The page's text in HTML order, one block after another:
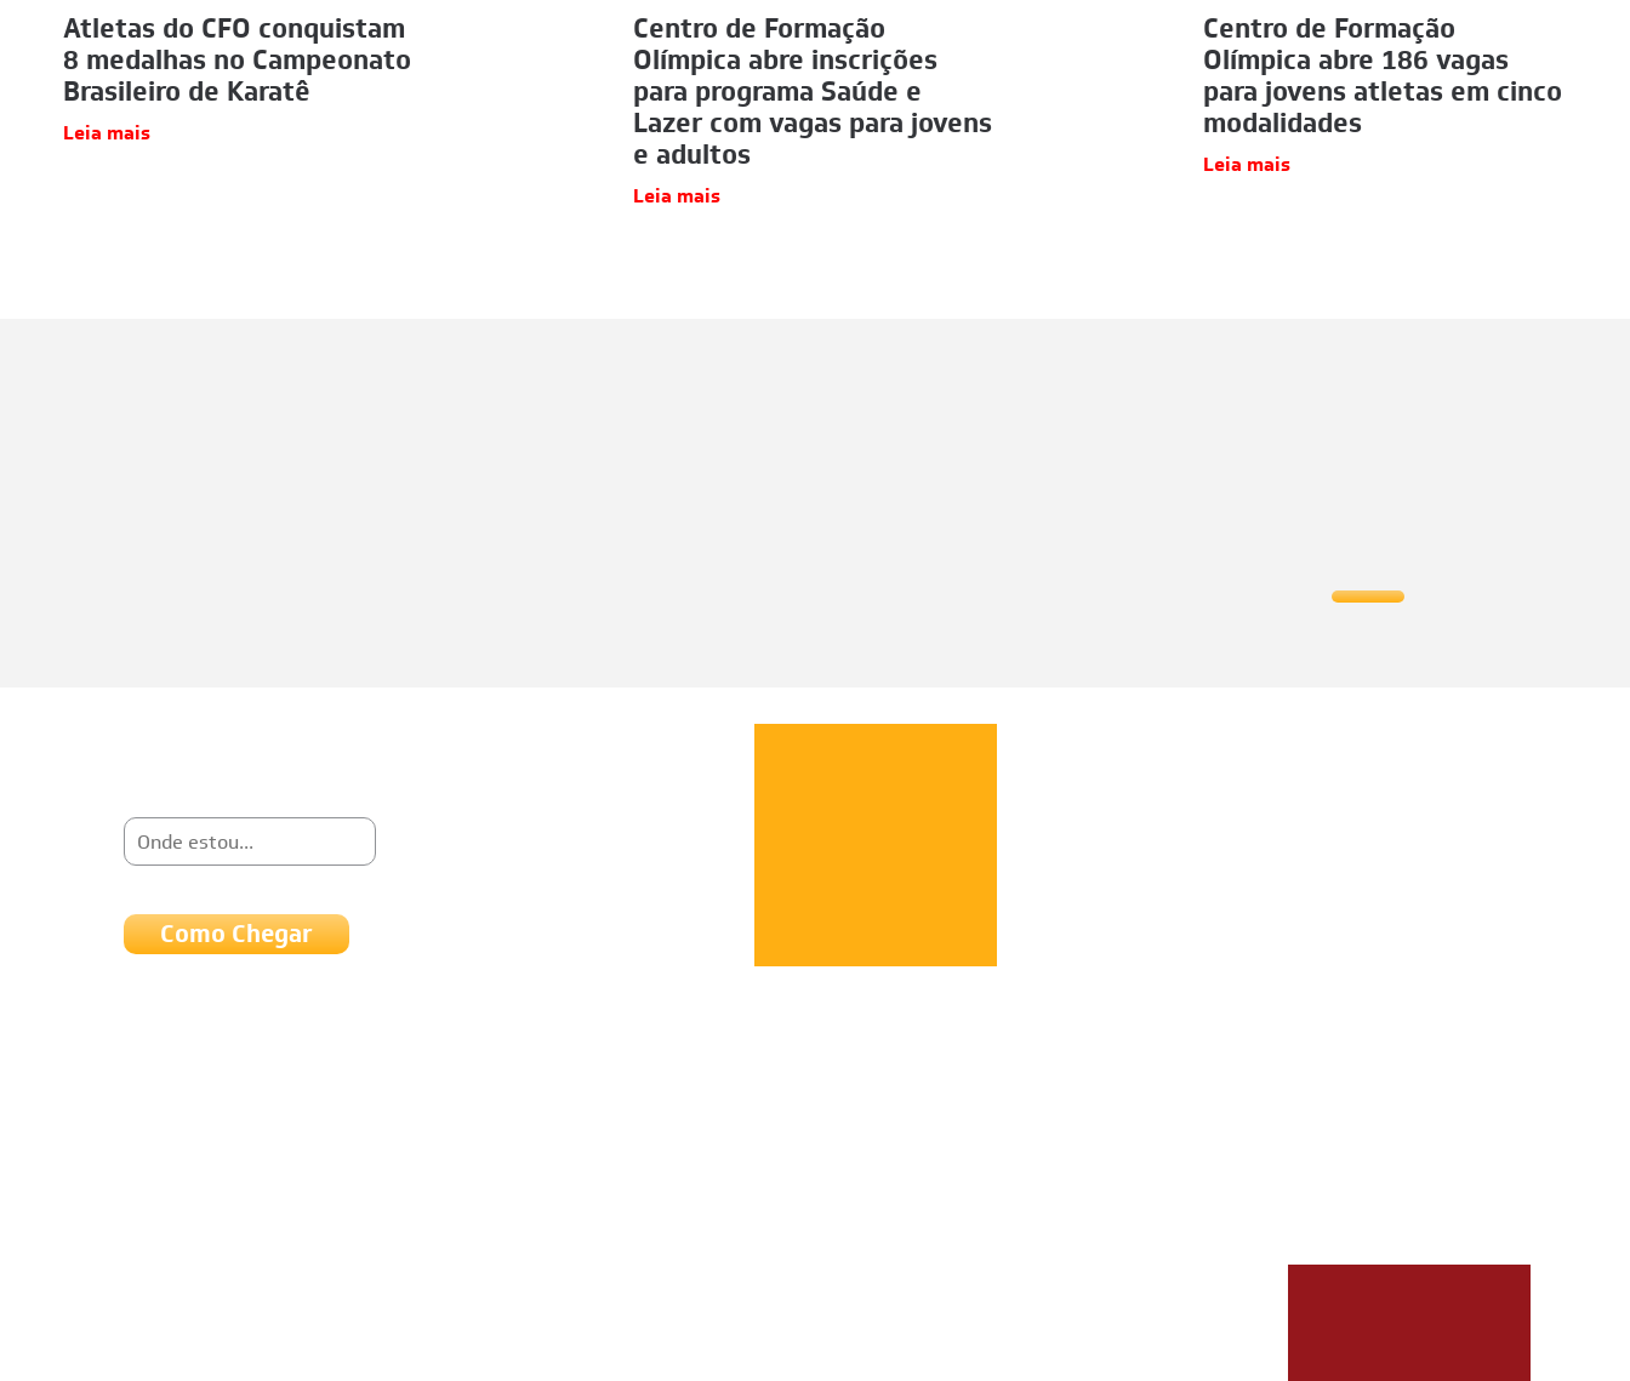
Atletas do CFO conquistam
8 medalhas no Campeonato
Brasileiro de Karatê
Leia mais
Centro de Formação
Olímpica abre inscrições
para programa Saúde e
Lazer com vagas para jovens
e adultos
Leia mais
Centro de Formação
Olímpica abre 186 vagas
para jovens atletas em cinco
modalidades
Leia mais